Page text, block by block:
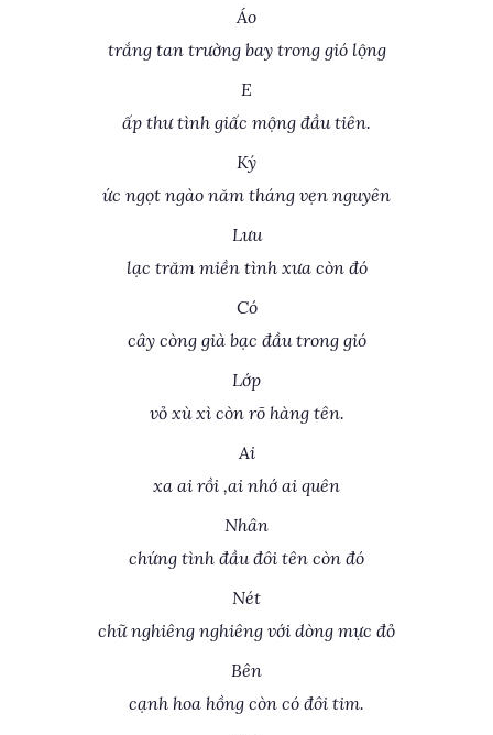
Áo
trắng tan trường bay trong gió lộng
E
ấp thư tình giấc mộng đầu tiên.
Ký
ức ngọt ngào năm tháng vẹn nguyên
Lưu
lạc trăm miền tình xưa còn đó
Có
cây còng già bạc đầu trong gió
Lớp
vỏ xù xì còn rõ hàng tên.
Ai
xa ai rồi ,ai nhớ ai quên
Nhân
chứng tình đầu đôi tên còn đó
Nét
chữ nghiêng nghiêng với dòng mực đỏ
Bên
cạnh hoa hồng còn có đôi tim.